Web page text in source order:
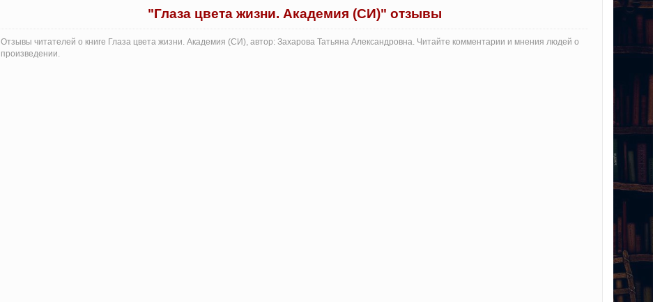
"Глаза цвета жизни. Академия (СИ)" отзывы
Отзывы читателей о книге Глаза цвета жизни. Академия (СИ), автор: Захарова Татьяна Александровна. Читайте комментарии и мнения людей о
произведении.